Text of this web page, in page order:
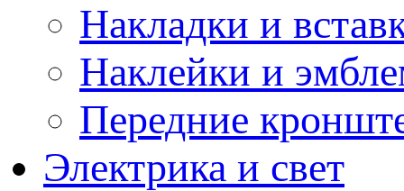
Накладки и
Наклейки и
Передние
Электрика и свет